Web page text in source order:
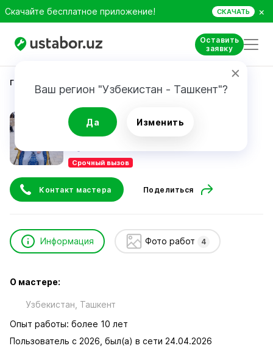
Скачайте бесплатное приложение! СКАЧАТЬ ×
Оставить
заявку
Ваш регион "Узбекистан - Ташкент"?
Да Изменить
Главная Ремонт техники
Logfree Service
Срочный вызов
Контакт мастера Поделиться
Информация Фото работ 4
О мастере:
Узбекистан, Ташкент
Опыт работы: более 10 лет
Пользователь с 2026, был(а) в сети 24.04.2026